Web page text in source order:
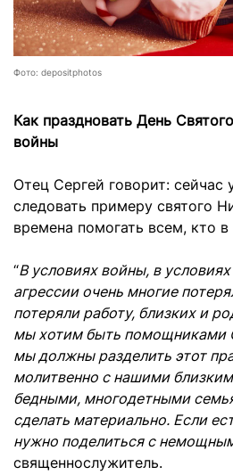
Фото: depositphotos
Как праздновать День
войны
Отец Сергей говорит: сейчас
следовать примеру святого
времена помогать всем, кто
“В условиях войны, в
агрессии очень многие
потеряли работу, близких и
мы хотим быть помощниками
мы должны разделить этот
молитвенно с нашими
бедными, многодетными
сделать материально. Если
нужно поделиться с
священнослужитель.